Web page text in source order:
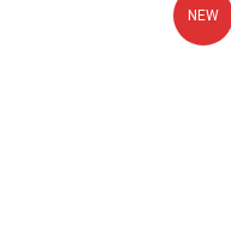
NEW